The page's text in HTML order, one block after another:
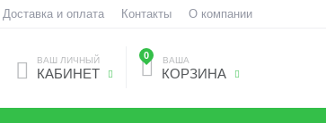
Доставка и оплата Контакты О компании
0 ВАША
КОРЗИНА
ВАШ ЛИЧНЫЙ
КАБИНЕТ